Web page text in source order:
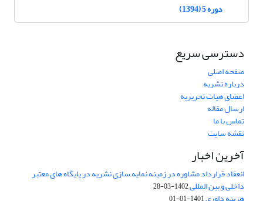
دوره 5 (1394)
دسترسی سریع
صفحه اصلی
درباره نشریه
اعضای هیات تحریریه
ارسال مقاله
تماس با ما
نقشه سایت
آخرین اخبار
انعقاد قرارداد مشاوره در زمینه نمایه سازی نشریه در پایگاه های معتبر
داخلی و بین المللی1402-03-28